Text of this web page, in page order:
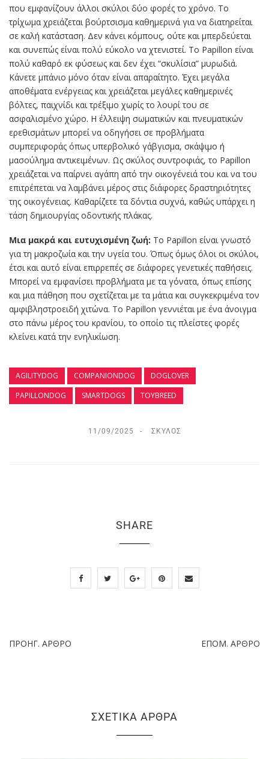
που εμφανίζουν άλλοι σκύλοι δύο φορές το χρόνο. Το
τρίχωμα χρειάζεται βούρτσισμα καθημερινά για να διατηρείται
σε καλή κατάσταση. Δεν κάνει κόμπους, ούτε και μπερδεύεται
και συνεπώς είναι πολύ εύκολο να χτενιστεί. Το Papillon είναι
πολύ καθαρό εκ φύσεως και δεν έχει “σκυλίσια” μυρωδιά.
Κάνετε μπάνιο μόνο όταν είναι απαραίτητο. Έχει μεγάλα
αποθέματα ενέργειας και χρειάζεται μεγάλες καθημερινές
βόλτες, παιχνίδι και τρέξιμο χωρίς το λουρί του σε
ασφαλισμένο χώρο. Η έλλειψη σωματικών και πνευματικών
ερεθισμάτων μπορεί να οδηγήσει σε προβλήματα
συμπεριφοράς όπως υπερβολικό γάβγισμα, σκάψιμο ή
μασούλημα αντικειμένων. Ως σκύλος συντροφιάς, το Papillon
χρειάζεται να παίρνει αγάπη από την οικογένειά του και να του
επιτρέπεται να λαμβάνει μέρος στις διάφορες δραστηριότητες
της οικογένειας. Καθαρίζετε τα δόντια συχνά, καθώς υπάρχει η
τάση δημιουργίας οδοντικής πλάκας.
Μια μακρά και ευτυχισμένη ζωή: Το Papillon είναι γνωστό
για τη μακροζωία και την υγεία του. Όπως όμως όλοι οι σκύλοι,
έτσι και αυτό είναι επιρρεπές σε διάφορες γενετικές παθήσεις.
Μπορεί να εμφανίσει προβλήματα με τα γόνατα, όπως επίσης
και μια πάθηση που σχετίζεται με τα μάτια και συγκεκριμένα τον
αμφιβληστροειδή χιτώνα. Το Papillon γεννιέται με ένα άνοιγμα
στο πάνω μέρος του κρανίου, το οποίο τις πλείστες φορές
κλείνει κατά την ενηλικίωση.
AGILITYDOG COMPANIONDOG
DOGLOVER
PAPILLONDOG
SMARTDOGS TOYBREED
11/09/2025 ΣΚΎΛΟΣ
SHARE
ΠΡΟΗΓ. ΆΡΘΡΟ ΕΠΌΜ. ΆΡΘΡΟ
ΣΧΕΤΙΚΆ ΆΡΘΡΑ